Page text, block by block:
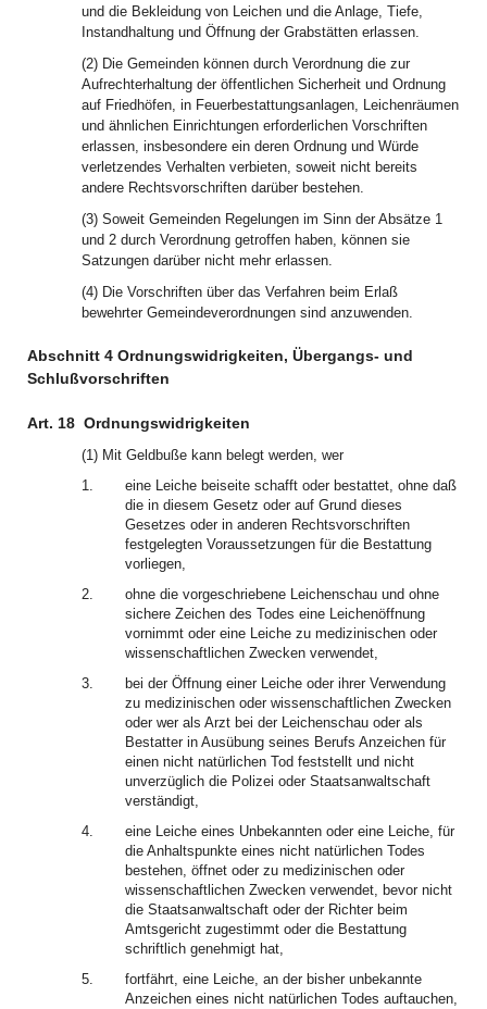
und die Bekleidung von Leichen und die Anlage, Tiefe,
Instandhaltung und Öffnung der Grabstätten erlassen.
(2) Die Gemeinden können durch Verordnung die zur
Aufrechterhaltung der öffentlichen Sicherheit und Ordnung
auf Friedhöfen, in Feuerbestattungsanlagen, Leichenräumen
und ähnlichen Einrichtungen erforderlichen Vorschriften
erlassen, insbesondere ein deren Ordnung und Würde
verletzendes Verhalten verbieten, soweit nicht bereits
andere Rechtsvorschriften darüber bestehen.
(3) Soweit Gemeinden Regelungen im Sinn der Absätze 1
und 2 durch Verordnung getroffen haben, können sie
Satzungen darüber nicht mehr erlassen.
(4) Die Vorschriften über das Verfahren beim Erlaß
bewehrter Gemeindeverordnungen sind anzuwenden.
Abschnitt 4 Ordnungswidrigkeiten, Übergangs- und
Schlußvorschriften
Art. 18 Ordnungswidrigkeiten
(1) Mit Geldbuße kann belegt werden, wer
1.
eine Leiche beiseite schafft oder bestattet, ohne daß
die in diesem Gesetz oder auf Grund dieses
Gesetzes oder in anderen Rechtsvorschriften
festgelegten Voraussetzungen für die Bestattung
vorliegen,
2.
ohne die vorgeschriebene Leichenschau und ohne
sichere Zeichen des Todes eine Leichenöffnung
vornimmt oder eine Leiche zu medizinischen oder
wissenschaftlichen Zwecken verwendet,
3.
bei der Öffnung einer Leiche oder ihrer Verwendung
zu medizinischen oder wissenschaftlichen Zwecken
oder wer als Arzt bei der Leichenschau oder als
Bestatter in Ausübung seines Berufs Anzeichen für
einen nicht natürlichen Tod feststellt und nicht
unverzüglich die Polizei oder Staatsanwaltschaft
verständigt,
4.
eine Leiche eines Unbekannten oder eine Leiche, für
die Anhaltspunkte eines nicht natürlichen Todes
bestehen, öffnet oder zu medizinischen oder
wissenschaftlichen Zwecken verwendet, bevor nicht
die Staatsanwaltschaft oder der Richter beim
Amtsgericht zugestimmt oder die Bestattung
schriftlich genehmigt hat,
5.
fortfährt, eine Leiche, an der bisher unbekannte
Anzeichen eines nicht natürlichen Todes auftauchen,